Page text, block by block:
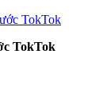
TokTok